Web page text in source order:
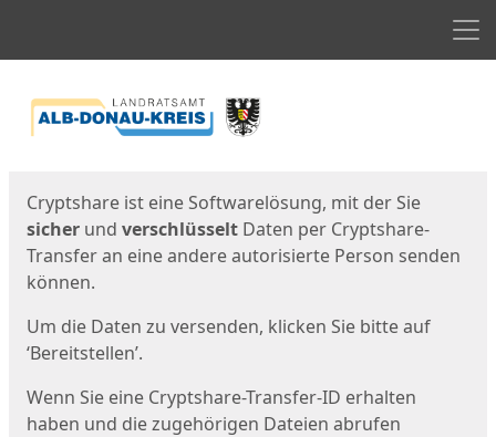
Cryptshare ist eine Softwarelösung, mit der Sie
sicher und verschlüsselt Daten per Cryptshare-
Transfer an eine andere autorisierte Person senden
können.
Um die Daten zu versenden, klicken Sie bitte auf
‘Bereitstellen’.
Wenn Sie eine Cryptshare-Transfer-ID erhalten
haben und die zugehörigen Dateien abrufen